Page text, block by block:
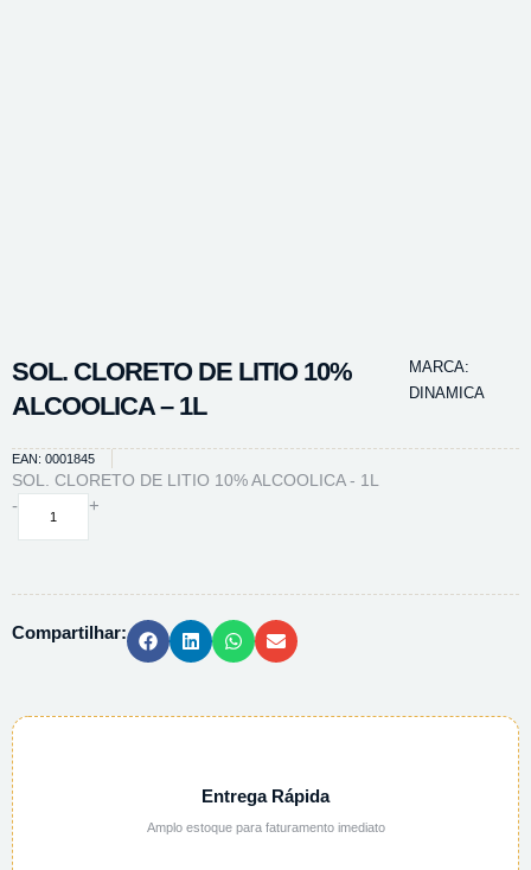
SOL. CLORETO DE LITIO 10%
ALCOOLICA – 1L
MARCA:
DINAMICA
EAN: 0001845
SOL. CLORETO DE LITIO 10% ALCOOLICA - 1L
-
SOL.
ALCOOLICA
quantidade
+
Compartilhar:
Entrega Rápida
Amplo estoque para faturamento imediato